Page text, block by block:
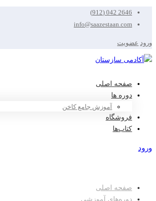
2646 042 (912)
info@saazestaan.com
ورود عضویت
صفحه اصلی
دوره ها
آموزش جامع کاخن
فروشگاه
کتاب‌ها
ورود
صفحه اصلی
دوره‌های آموزشی